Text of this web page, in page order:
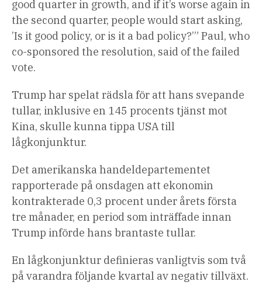
good quarter in growth, and if it’s worse again in
the second quarter, people would start asking,
’Is it good policy, or is it a bad policy?’” Paul, who
co-sponsored the resolution, said of the failed
vote.
Trump har spelat rädsla för att hans svepande
tullar, inklusive en 145 procents tjänst mot
Kina, skulle kunna tippa USA till
lågkonjunktur.
Det amerikanska handeldepartementet
rapporterade på onsdagen att ekonomin
kontrakterade 0,3 procent under årets första
tre månader, en period som inträffade innan
Trump införde hans brantaste tullar.
En lågkonjunktur definieras vanligtvis som två
på varandra följande kvartal av negativ tillväxt.